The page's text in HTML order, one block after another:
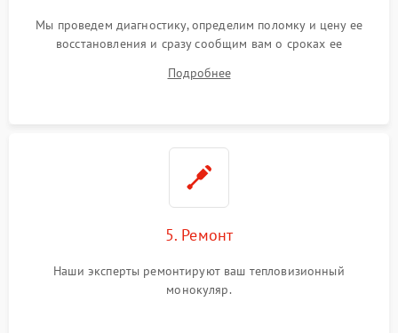
Мы проведем диагностику, определим поломку и цену ее
восстановления и сразу сообщим вам о сроках ее
Подробнее
5. Ремонт
Наши эксперты ремонтируют ваш тепловизионный
монокуляр.